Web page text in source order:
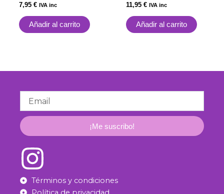
7,95 € IVA inc
Añadir al carrito
11,95 € IVA inc
Añadir al carrito
Términos y condiciones
¡Me suscribo!